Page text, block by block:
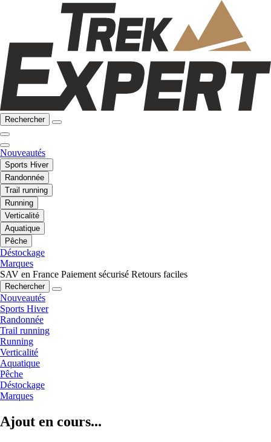
Rechercher
Nouveautés
Sports Hiver
Randonnée
Trail running
Running
Verticalité
Aquatique
Pêche
Déstockage
Marques
SAV en France Paiement sécurisé Retours faciles
Rechercher
Nouveautés
Sports Hiver
Randonnée
Trail running
Running
Verticalité
Aquatique
Pêche
Déstockage
Marques
Ajout en cours...